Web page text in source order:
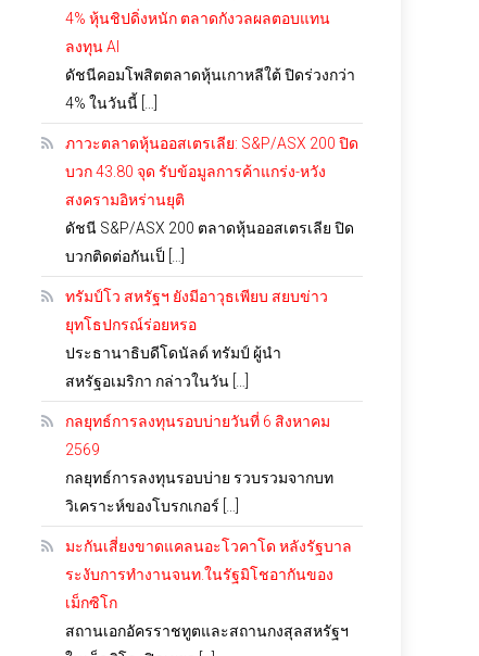
4% หุ้นชิปดิ่งหนัก ตลาดกังวลผลตอบแทน
ลงทุน AI
ดัชนีคอมโพสิตตลาดหุ้นเกาหลีใต้ ปิดร่วงกว่า
4% ในวันนี้ […]
ภาวะตลาดหุ้นออสเตรเลีย: S&P/ASX 200 ปิด
บวก 43.80 จุด รับข้อมูลการค้าแกร่ง-หวัง
สงครามอิหร่านยุติ
ดัชนี S&P/ASX 200 ตลาดหุ้นออสเตรเลีย ปิด
บวกติดต่อกันเป็ […]
ทรัมป์โว สหรัฐฯ ยังมีอาวุธเพียบ สยบข่าว
ยุทโธปกรณ์ร่อยหรอ
ประธานาธิบดีโดนัลด์ ทรัมป์ ผู้นำ
สหรัฐอเมริกา กล่าวในวัน […]
กลยุทธ์การลงทุนรอบบ่ายวันที่ 6 สิงหาคม
2569
กลยุทธ์การลงทุนรอบบ่าย รวบรวมจากบท
วิเคราะห์ของโบรกเกอร์ […]
มะกันเสี่ยงขาดแคลนอะโวคาโด หลังรัฐบาล
ระงับการทำงานจนท.ในรัฐมิโชอากันของ
เม็กซิโก
สถานเอกอัครราชทูตและสถานกงสุลสหรัฐฯ